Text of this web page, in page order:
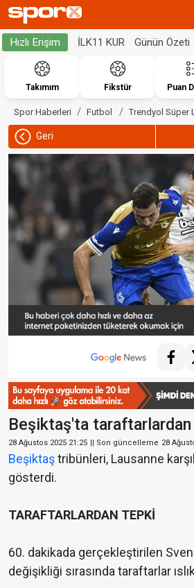
Hızlı Erişim İLK11 KUR Günün Özeti
Takımım Fikstür Puan
Spor Haberleri Futbol Trendyol Süper
Geri
Beşiktaş'ta
28 Ağustos 2025 21:25 || Son güncelleme 28
Beşiktaştribünleri, Lausanne
gösterdi.
TARAFTARLARDAN TEPKİ
60. dakikada gerçekleştirilen
değişikliği sırasında taraftarlar